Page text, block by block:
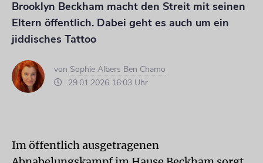
Brooklyn Beckham macht den Streit mit seinen
Eltern öffentlich. Dabei geht es auch um ein
jiddisches Tattoo
von Sophie Albers Ben Chamo
29.01.2026 16:03 Uhr
Im öffentlich ausgetragenen